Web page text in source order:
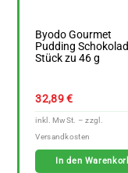
Byodo Gourmet
Pudding
Stück zu 46 g
32,89€
In den